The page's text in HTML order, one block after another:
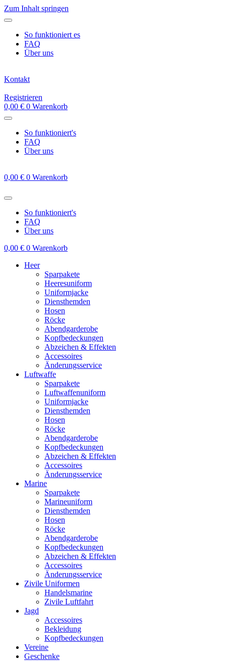
Zum Inhalt springen
So funktioniert es
FAQ
Über uns
Kontakt
Registrieren
0,00 € 0 Warenkorb
So funktioniert's
FAQ
Über uns
0,00 € 0 Warenkorb
So funktioniert's
FAQ
Über uns
0,00 € 0 Warenkorb
Heer
Sparpakete
Heeresuniform
Uniformjacke
Diensthemden
Hosen
Röcke
Abendgarderobe
Kopfbedeckungen
Abzeichen & Effekten
Accessoires
Änderungsservice
Luftwaffe
Sparpakete
Luftwaffenuniform
Uniformjacke
Diensthemden
Hosen
Röcke
Abendgarderobe
Kopfbedeckungen
Abzeichen & Effekten
Accessoires
Änderungsservice
Marine
Sparpakete
Marineuniform
Diensthemden
Hosen
Röcke
Abendgarderobe
Kopfbedeckungen
Abzeichen & Effekten
Accessoires
Änderungsservice
Zivile Uniformen
Handelsmarine
Zivile Luftfahrt
Jagd
Accessoires
Bekleidung
Kopfbedeckungen
Vereine
Geschenke